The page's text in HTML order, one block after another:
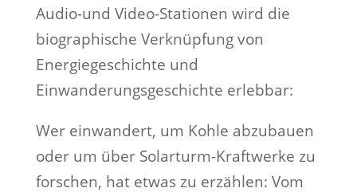
Audio-und Video-Stationen wird die
biographische Verknüpfung von
Energiegeschichte und
Einwanderungsgeschichte erlebbar:
Wer einwandert, um Kohle abzubauen
oder um über Solarturm-Kraftwerke zu
forschen, hat etwas zu erzählen: Vom